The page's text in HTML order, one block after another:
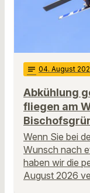
notes 04. August
Abkühlung
fliegen am
Wenn Sie bei
Wunsch nach
haben wir die
August 2026